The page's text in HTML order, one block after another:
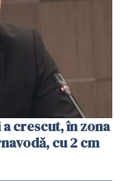
crescut, în zona
cu 2 cm